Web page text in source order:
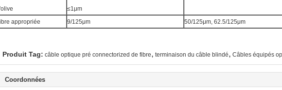
≤1μm
appropriée 9/125μm 50/125μm, 62.5/125μm
Produit Tag: câble optique pré connectorized de fibre, terminaison du câble blindé, Câbles équipés
Coordonnées